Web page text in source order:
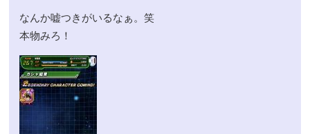
なんか嘘つきがいるなぁ。笑
本物みろ！